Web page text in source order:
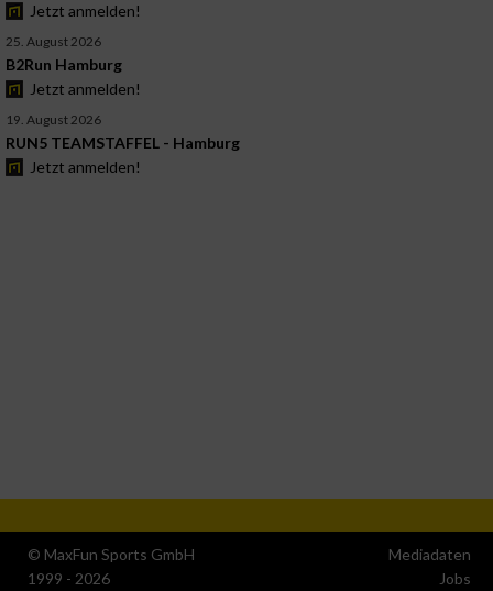
Jetzt anmelden!
25. August 2026
B2Run Hamburg
Jetzt anmelden!
19. August 2026
RUN5 TEAMSTAFFEL - Hamburg
Jetzt anmelden!
© MaxFun Sports GmbH
1999 - 2026
Mediadaten
Jobs